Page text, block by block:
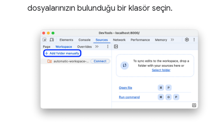
dosyalarınızın bulunduğu bir klasör seçin.